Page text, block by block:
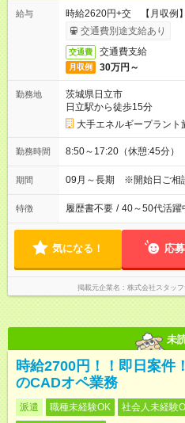
給与
時給2620円+交 【月収例
交通費別途支給あり
交通費 交通費支給
月収例 30万円～
勤務地
茨城県日立市
日立駅から徒歩15分
大手エネルギープラント
勤務時間 8:50～17:20（休憩:45分）
期間 09月～長期 ※開始日ご相
特徴 履歴書不要 / 40～50代活躍
気になる！ 応
掲載元企業名 株式会社スタッ
未
時給2700円！！即日案件
のCADオペ業務
派遣 職種未経験OK 社会人未経験